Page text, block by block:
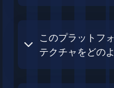
このプラットフ
テクチャをどの